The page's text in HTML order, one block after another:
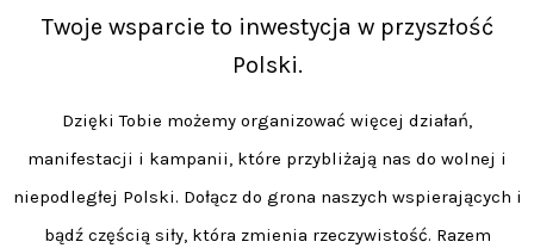
Twoje wsparcie to inwestycja w przyszłość
Polski.
Dzięki Tobie możemy organizować więcej działań,
manifestacji i kampanii, które przybliżają nas do wolnej i
niepodległej Polski. Dołącz do grona naszych wspierających i
bądź częścią siły, która zmienia rzeczywistość. Razem